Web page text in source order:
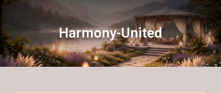
Harmony-United